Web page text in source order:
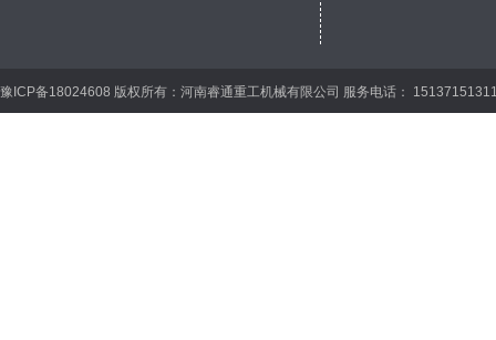
豫ICP备18024608 版权所有：河南睿通重工机械有限公司 服务电话：